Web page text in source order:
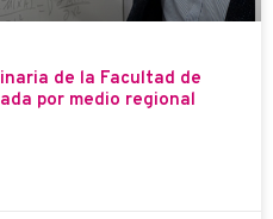
de la Facultad de
por medio regional